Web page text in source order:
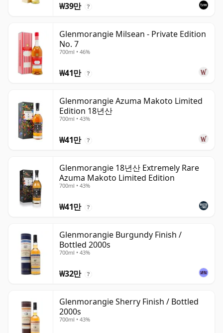
₩39만 ?
Glenmorangie Milsean - Private Edition
No. 7
700ml • 46%
₩41만 ?
Glenmorangie Azuma Makoto Limited
Edition 18년산
700ml • 43%
₩41만 ?
Glenmorangie 18년산 Extremely Rare
Azuma Makoto Limited Edition
700ml • 43%
₩41만 ?
Glenmorangie Burgundy Finish /
Bottled 2000s
700ml • 43%
₩32만 ?
Glenmorangie Sherry Finish / Bottled
2000s
700ml • 43%